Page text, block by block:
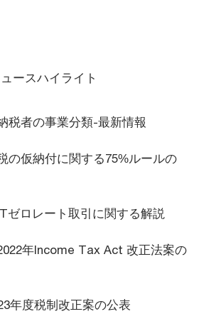
ースハイライト
税者の事業分類-最新情報
の仮納付に関する75%ルールの
ゼロレート取引に関する解説
年Income Tax Act 改正法案の
年度税制改正案の公表